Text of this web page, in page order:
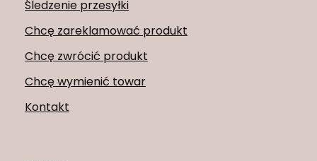
Śledzenie przesyłki
Chcę zareklamować produkt
Chcę zwrócić produkt
Chcę wymienić towar
Kontakt